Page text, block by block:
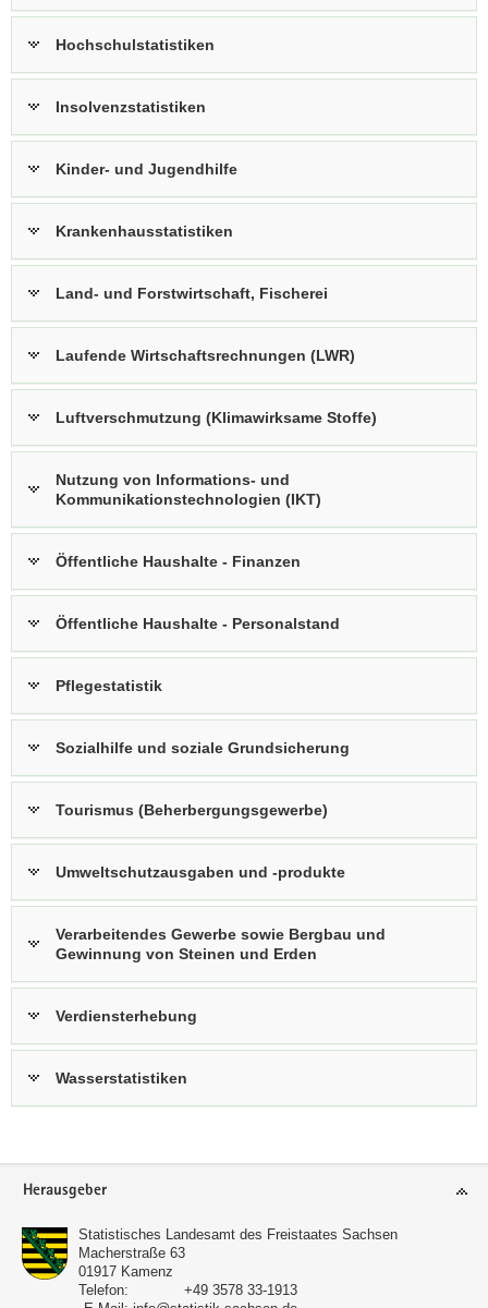
Hochschulstatistiken
Insolvenzstatistiken
Kinder- und Jugendhilfe
Krankenhausstatistiken
Land- und Forstwirtschaft, Fischerei
Laufende Wirtschaftsrechnungen (LWR)
Luftverschmutzung (Klimawirksame Stoffe)
Nutzung von Informations- und
Kommunikationstechnologien (IKT)
Öffentliche Haushalte - Finanzen
Öffentliche Haushalte - Personalstand
Pflegestatistik
Sozialhilfe und soziale Grundsicherung
Tourismus (Beherbergungsgewerbe)
Umweltschutzausgaben und -produkte
Verarbeitendes Gewerbe sowie Bergbau und
Gewinnung von Steinen und Erden
Verdiensterhebung
Wasserstatistiken
Footer-
Herausgeber
Statistisches Landesamt des Freistaates Sachsen
Macherstraße 63
01917 Kamenz
Telefon:
+49 3578 33-1913